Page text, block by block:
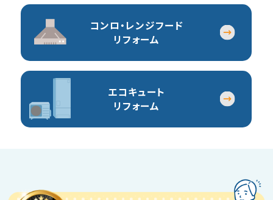
コンロ・レンジフード
リフォーム
エコキュート
リフォーム